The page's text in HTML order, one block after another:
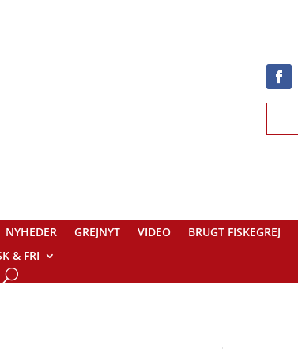
NYHEDER GREJNYT VIDEO BRUGT FISKEGREJ
& FRI